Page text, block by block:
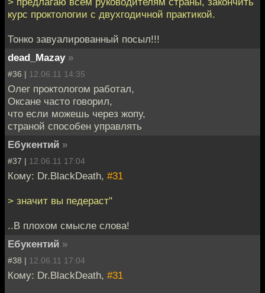
курс проктологии с двухгодичной практикой.
Тонко завуалированный посыл!!!
dead_Mazay »
#36 | 12.06.11 14:35
Олег проктологом работал,
Оксане часто говорил,
что если можешь через жопу,
страной способен управлять
Ебукентий »
#37 | 12.06.11 17:04
Кому: Dr.BlackDeath, #31
> значит вы педераст"
..В плохом смысле слова!
Ебукентий »
#38 | 12.06.11 17:04
Кому: Dr.BlackDeath, #31